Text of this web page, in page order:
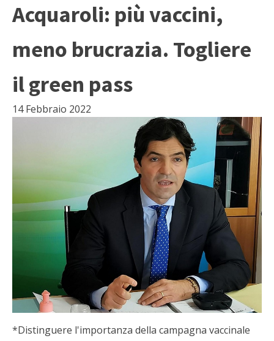
Acquaroli: più vaccini,
meno brucrazia. Togliere
il green pass
14 Febbraio 2022
*Distinguere l'importanza della campagna vaccinale